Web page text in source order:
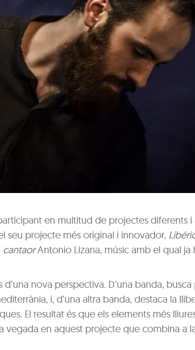
en multitud de projectes diferents
seu projecte més original i innovador,
cantaorAntonio Lizana, músic amb el qual ja
nova perspectiva. D’una banda, busca
i, d’una altra banda, destaca la
El resultat és que els elements més
vegada en aquest projecte que combina a